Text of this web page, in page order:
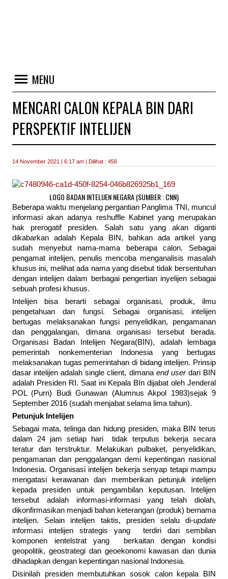
MENU
MENCARI CALON KEPALA BIN DARI
PERSPEKTIF INTELIJEN
14 November 2021 | 6:17 am | Dilihat : 456
LOGO BADAN INTELIJEN NEGARA (SUMBER : CNN)
Beberapa waktu menjelang pergantian Panglima TNI, muncul
informasi akan adanya reshuffle Kabinet yang merupakan
hak prerogatif presiden. Salah satu yang akan diganti
dikabarkan adalah Kepala BIN, bahkan ada artikel yang
sudah menyebut nama-mama beberapa calon. Sebagai
pengamat intelijen, penulis mencoba menganalisis masalah
khusus ini, melihat ada nama yang disebut tidak bersentuhan
dengan intelijen dalam berbagai pengertian inyelijen sebagai
sebuah profesi khusus.
Intelijen bisa berarti sebagai organisasi, produk, ilmu
pengetahuan dan fungsi. Sebagai organisasi, intelijen
bertugas melaksanakan fungsi penyelidikan, pengamanan
dan penggalangan, dimana organisasi tersebut berada.
Organisasi Badan Intelijen Negara(BIN), adalah lembaga
pemerintah nonkementerian Indonesia yang bertugas
melaksanakan tugas pemerintahan di bidang intelijen. Prinsip
dasar intelijen adalah single client, dimana end userdari BIN
adalah Presiden RI. Saat ini Kepala BIn dijabat oleh Jenderal
POL (Purn) Budi Gunawan (Alumnus Akpol 1983)sejak 9
September 2016 (sudah menjabat selama lima tahun).
Petunjuk Intelijen
Sebagai mata, telinga dan hidung presiden, maka BIN terus
dalam 24 jam setiap hari tidak terputus bekerja secara
teratur dan terstruktur. Melakukan pulbaket, penyelidikan,
pengamanan dan penggalangan demi kepentingan nasional
Indonesia. Organisasi intelijen bekerja senyap tetapi mampu
mengatasi kerawanan dan memberikan petunjuk intelijen
kepada presiden untuk pengambilan keputusan. Intelijen
tersebut adalah informasi-informasi yang telah diolah,
dikonfirmasikan menjadi bahan keterangan (produk) bernama
intelijen. Selain intelijen taktis, presiden selalu di-update
informasi intelijen strategis yang terdiri dari sembilan
komponen ientelstrat yang berkaitan dengan kondisi
geopolitik, geostrategi dan geoekonomi kawasan dan dunia
dihadapkan dengan kepentingan nasional Indonesia.
Disinilah presiden membutuhkan sosok calon kepala BIN